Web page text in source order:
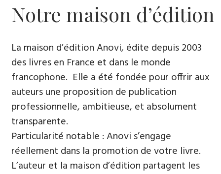
Notre maison d’édition
La maison d’édition Anovi, édite depuis 2003
des livres en France et dans le monde
francophone. Elle a été fondée pour offrir aux
auteurs une proposition de publication
professionnelle, ambitieuse, et absolument
transparente.
Particularité notable : Anovi s’engage
réellement dans la promotion de votre livre.
L’auteur et la maison d’édition partagent les